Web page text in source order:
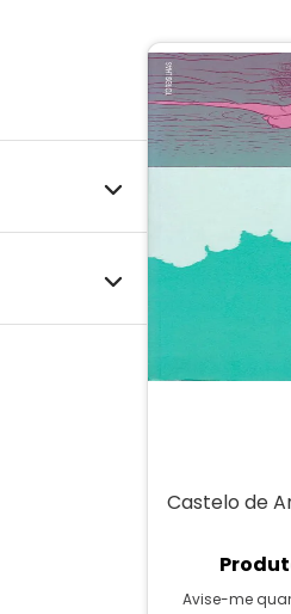
Castelo de
Avise-me